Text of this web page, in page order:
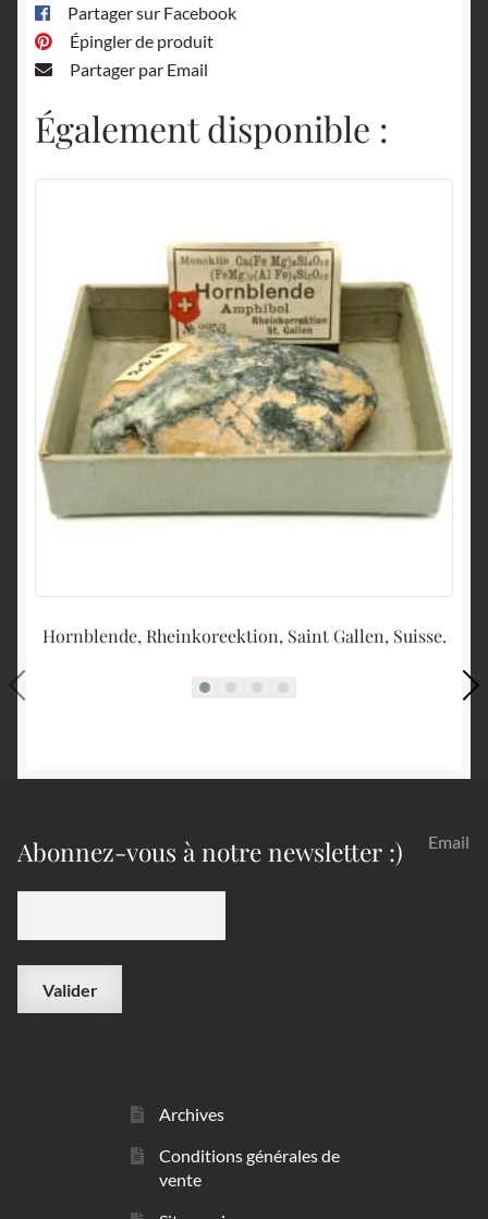
Partager sur Facebook
Épingler de produit
Partager par Email
Également disponible :
Hornblende, Rheinkoreektion, Saint Gallen, Suisse.
Abonnez-vous à notre newsletter :) Email
Archives
Conditions générales de
vente